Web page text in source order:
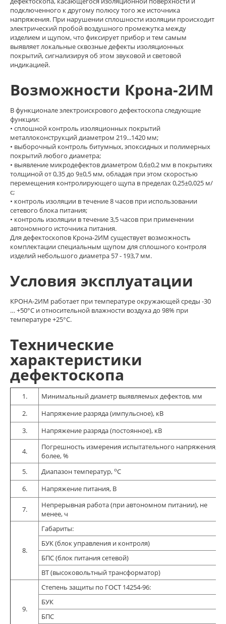
подключенного к другому полюсу того же источника
напряжения. При нарушении сплошности изоляции происходит
электрический пробой воздушного промежутка между
изделием и щупом, что фиксирует прибор и тем самым
выявляет локальные сквозные дефекты изоляционных
покрытий, сигнализируя об этом звуковой и световой
индикацией.
Возможности Крона-2ИМ
В функционале электроискрового дефектоскопа следующие
функции:
• сплошной контроль изоляционных покрытий
металлоконструкций диаметром 219...1420 мм;
• выборочный контроль битумных, эпоксидных и полимерных
покрытий любого диаметра;
• выявление микродефектов диаметром 0,6±0,2 мм в покрытиях
толщиной от 0,35 до 9±0,5 мм, обладая при этом скоростью
перемещения контролирующего щупа в пределах 0,25±0,025 м/
с;
• контроль изоляции в течение 8 часов при использовании
сетевого блока питания;
• контроль изоляции в течение 3,5 часов при применении
автономного источника питания.
Для дефектоскопов Крона-2ИМ существует возможность
комплектации специальным щупом для сплошного контроля
изделий небольшого диаметра 57 - 193,7 мм.
Условия эксплуатации
КРОНА-2ИМ работает при температуре окружающей среды -30
… +50°С и относительной влажности воздуха до 98% при
температуре +25°С.
Технические
характеристики
дефектоскопа
1.
Минимальный диаметр выявляемых дефектов, мм
2.
Напряжение разряда (импульсное), кВ
3.
Напряжение разряда (постоянное), кВ
4.
Погрешность измерения испытательного напряжения, не
более, %
5.
Диапазон температур, оС
6.
Напряжение питания, В
7.
Непрерывная работа (при автономном питании), не
менее, ч
8.
Габариты:
БУК (блок управления и контроля)
БПС (блок питания сетевой)
ВТ (высоковольтный трансформатор)
9.
Степень защиты по ГОСТ 14254-96:
БУК
БПС